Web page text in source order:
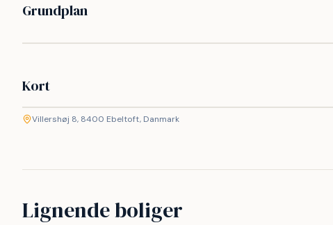
Grundplan
Kort
+
Villershøj 8, 8400 Ebeltoft, Danmark
Lignende boliger